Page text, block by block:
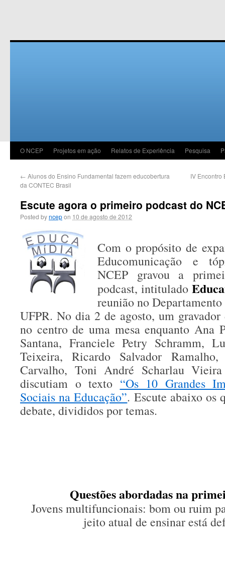
O NCEP Projetos em ação Relatos de Experiência Pesquisa
← Alunos do Ensino Fundamental fazem educobertura
da CONTEC Brasil
IV Encontro
Escute agora o primeiro podcast do
Posted byncepon 10 de agosto de 2012
Com o propósito de
Educomunicação e
NCEP gravou a
podcast, intitulado
reunião no
UFPR. No dia 2 de agosto, um
no centro de uma mesa enquanto Ana
Santana, Franciele Petry Schramm,
Teixeira, Ricardo Salvador
Carvalho, Toni André Scharlau
discutiam o texto “Os 10 Grandes
Sociais na Educação”. Escute abaixo os
debate, divididos por temas.
Questões abordadas na
Jovens multifuncionais: bom ou ruim
jeito atual de ensinar está